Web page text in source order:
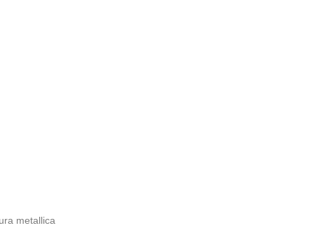
metallica